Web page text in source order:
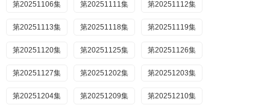
第20251106集 第20251111集 第20251112集
第20251113集 第20251118集 第20251119集
第20251120集 第20251125集 第20251126集
第20251127集 第20251202集 第20251203集
第20251204集 第20251209集 第20251210集